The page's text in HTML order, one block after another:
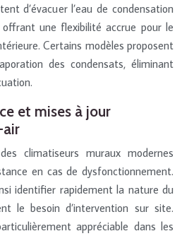
d’évacuer l’eau de condensation
une flexibilité accrue pour le
Certains modèles proposent
des condensats, éliminant
et mises à jour
climatiseurs muraux modernes
en cas de dysfonctionnement.
identifier rapidement la nature du
le besoin d’intervention sur site.
appréciable dans les